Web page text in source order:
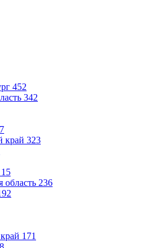
452
342
край 323
15
область 236
171